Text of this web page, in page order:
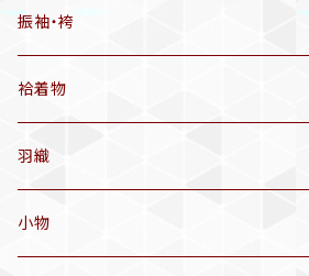
有松絞り浴衣(6～9月頃)
アンティーク帯
アンティーク仕立てかえ帯
名古屋帯
洒落袋帯
振袖・袴
袷着物
アンティーク着物
リサイクル着物
羽織
小物